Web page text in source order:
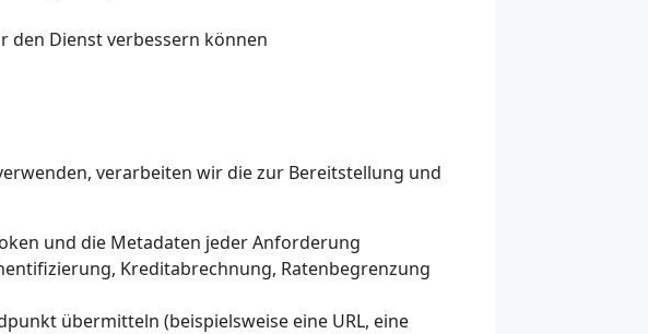
den Dienst verbessern können
verarbeiten wir die zur Bereitstellung und
und die Metadaten jeder Anforderung
Kreditabrechnung, Ratenbegrenzung
übermitteln (beispielsweise eine URL, eine